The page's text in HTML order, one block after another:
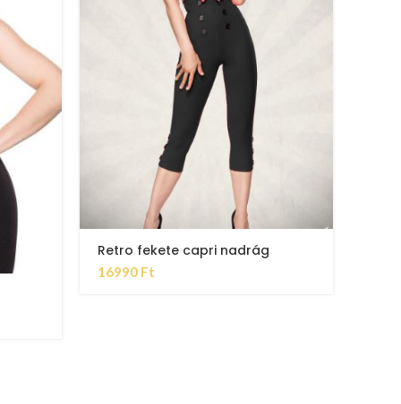
Retro fekete capri nadrág
16990 Ft